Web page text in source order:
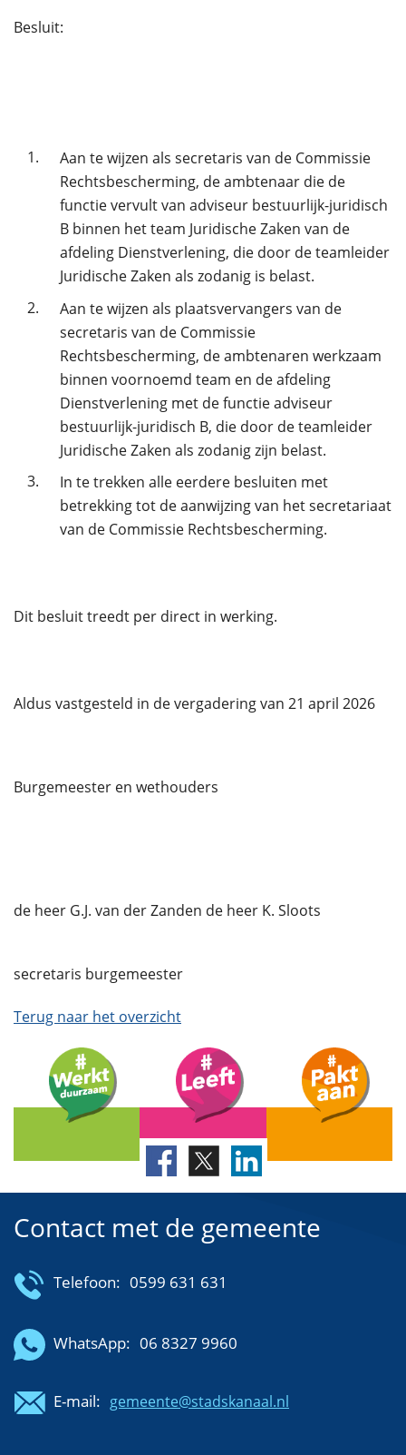
Besluit:
1.
Aan te wijzen als secretaris van de Commissie
Rechtsbescherming, de ambtenaar die de
functie vervult van adviseur bestuurlijk-juridisch
B binnen het team Juridische Zaken van de
afdeling Dienstverlening, die door de teamleider
Juridische Zaken als zodanig is belast.
2.
Aan te wijzen als plaatsvervangers van de
secretaris van de Commissie
Rechtsbescherming, de ambtenaren werkzaam
binnen voornoemd team en de afdeling
Dienstverlening met de functie adviseur
bestuurlijk-juridisch B, die door de teamleider
Juridische Zaken als zodanig zijn belast.
3.
In te trekken alle eerdere besluiten met
betrekking tot de aanwijzing van het secretariaat
van de Commissie Rechtsbescherming.
Dit besluit treedt per direct in werking.
Aldus vastgesteld in de vergadering van 21 april 2026
Burgemeester en wethouders
de heer G.J. van der Zanden de heer K. Sloots
secretaris burgemeester
Terug naar het overzicht
Contact met de gemeente
Telefoon: 0599 631 631
WhatsApp: 06 8327 9960
E-mail: gemeente@stadskanaal.nl